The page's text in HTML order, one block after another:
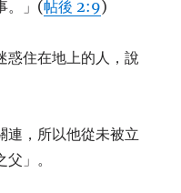
。」(帖後 2:9)
惑住在地上的人，說
連，所以他從未被立
」。